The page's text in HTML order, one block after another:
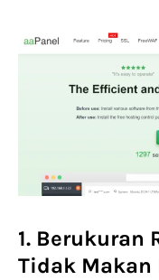
1. Berukuran
Tidak Makan